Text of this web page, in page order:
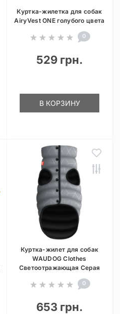
Куртка-жилетка для собак
AiryVest ONE голубого цвета
0
529 грн.
В КОРЗИНУ
Куртка-жилет для собак
WAUDOG Clothes
Светоотражающая Серая
0
653 грн.